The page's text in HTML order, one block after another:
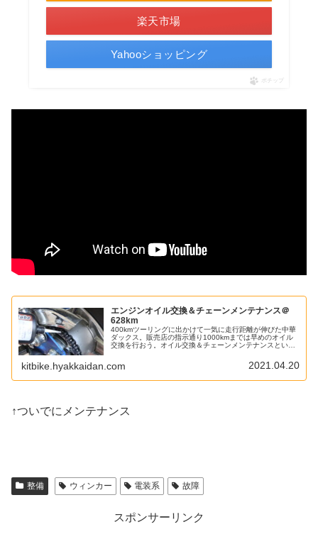
楽天市場
Yahooショッピング
ポチップ
エンジンオイル交換＆チェーンメンテナンス＠
628km
400kmツーリングに出かけて一気に走行距離が伸びた中華
ダックス。販売店の指示通り1000kmまでは早めのオイル
交換を行おう。オイル交換＆チェーンメンテナンスという
kitbike.hyakkaidan.com 2021.04.20
↑ついでにメンテナンス
整備 ウィンカー 電装系 故障
スポンサーリンク